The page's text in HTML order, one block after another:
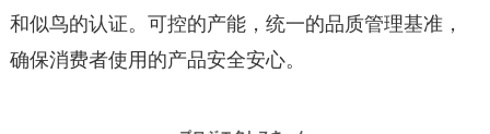
和似鸟的认证。可控的产能，统一的品质管理基准，
确保消费者使用的产品安全安心。